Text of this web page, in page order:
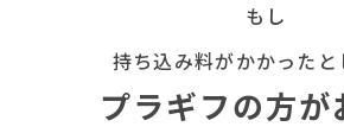
もし
持ち込み料がかかったと
プラギフの方が